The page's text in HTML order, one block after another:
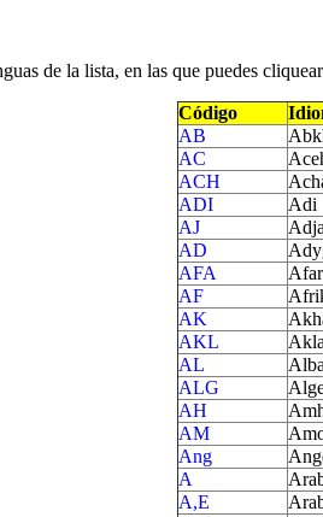
de la lista, en las que puedes
Código
AB
AC
ACH
ADI
Adi
AJ
AD
AFA
Afar
AF
AK
AKL
AL
ALG
AH
AM
Ang
A
A,E